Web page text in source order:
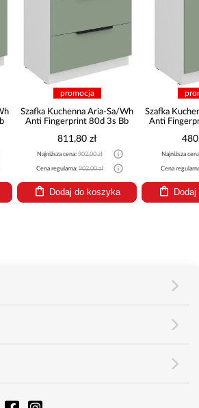
promocja
Szafka Kuchenna Aria-Sa/Wh
Anti Fingerprint 80d 3s Bb
811,80 zł
Najniższa cena: 902,00 zł
Cena regularna: 902,00 zł
Dodaj do koszyka
Szafka
Anti
Najniższa
Cena